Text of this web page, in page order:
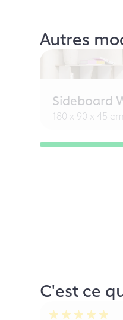
Autres
Sideboard
180 x 90 x 45 cm
C'est ce